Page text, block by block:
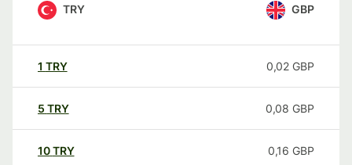
TRY GBP
1 TRY 0,02 GBP
5 TRY 0,08 GBP
10TRY 0,16 GBP